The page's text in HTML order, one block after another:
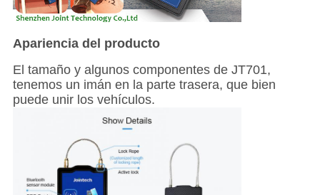
Apariencia del producto
El tamaño y algunos componentes de JT701,
tenemos un imán en la parte trasera, que bien
puede unir los vehículos.